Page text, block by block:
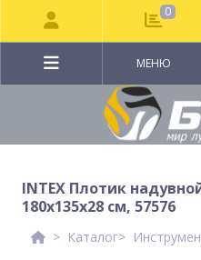
МЕНЮ
INTEX Плотик
180x135x28 см, 57576
Каталог
0